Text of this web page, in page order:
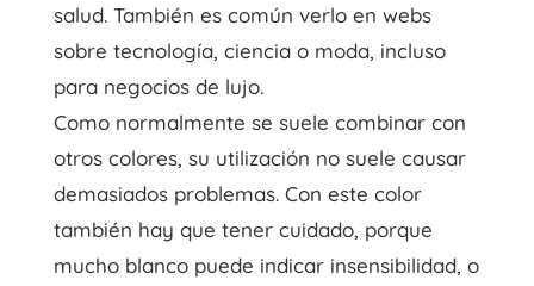
salud. También es común verlo en webs
sobre tecnología, ciencia o moda, incluso
para negocios de lujo.
Como normalmente se suele combinar con
otros colores, su utilización no suele causar
demasiados problemas. Con este color
también hay que tener cuidado, porque
mucho blanco puede indicar insensibilidad, o